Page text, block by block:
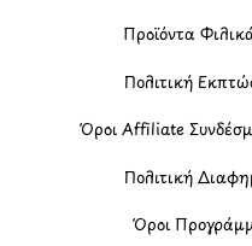
Προϊόντα
Πολιτική
Όροι Affiliate
Πολιτική
Όροι